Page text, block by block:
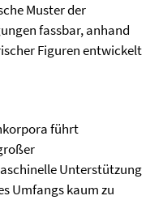
Muster der
fassbar, anhand
Figuren entwickelt
führt
Unterstützung
Umfangs kaum zu